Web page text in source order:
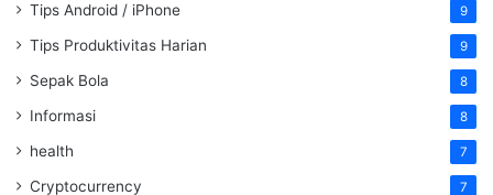
Tips Android / iPhone 9
Tips Produktivitas Harian 9
Sepak Bola 8
Informasi 8
health 7
Cryptocurrency 7